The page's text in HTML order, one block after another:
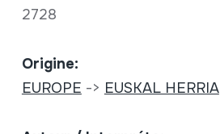
2728
Origine:
EUROPE -> EUSKAL HERRIA